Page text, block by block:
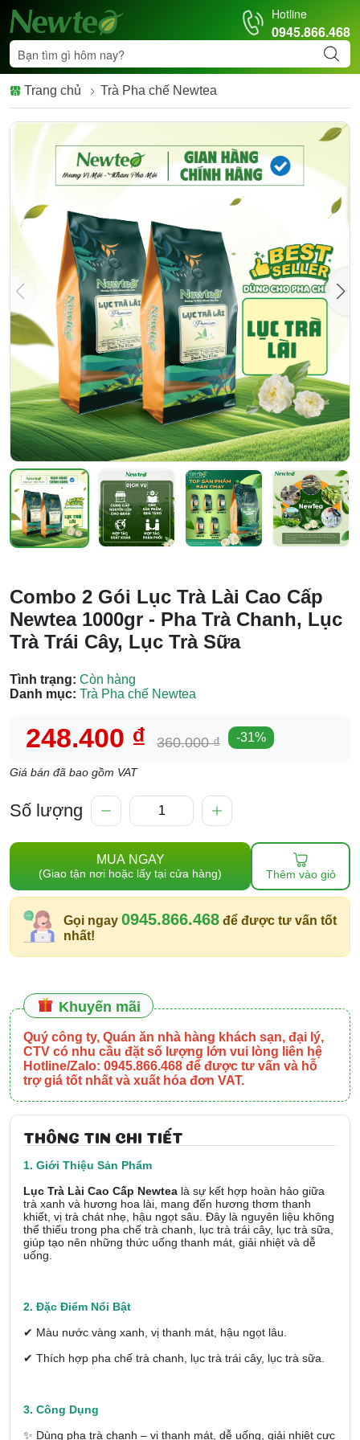
Hotline
0945.866.468
Trang chủ Trà Pha chế Newtea
Combo 2 Gói Lục Trà Lài Cao Cấp
Newtea 1000gr - Pha Trà Chanh, Lục
Trà Trái Cây, Lục Trà Sữa
Tình trạng: Còn hàng
Danh mục: Trà Pha chế Newtea
248.400 ₫ 360.000 ₫ -31%
Giá bán đã bao gồm VAT
Số lượng
MUA NGAY
(Giao tận nơi hoặc lấy tại cửa hàng) Thêm vào giỏ
Gọi ngay 0945.866.468 để được tư vấn tốt
nhất!
Khuyến mãi
Quý công ty, Quán ăn nhà hàng khách sạn, đại lý,
CTV có nhu cầu đặt số lượng lớn vui lòng liên hệ
Hotline/Zalo: 0945.866.468 để được tư vấn và hỗ
trợ giá tốt nhất và xuất hóa đơn VAT.
THÔNG TIN CHI TIẾT
1. Giới Thiệu Sản Phẩm
Lục Trà Lài Cao Cấp Newtea là sự kết hợp hoàn hảo giữa
trà xanh và hương hoa lài, mang đến hương thơm thanh
khiết, vị trà chát nhẹ, hậu ngọt sâu. Đây là nguyên liệu không
thể thiếu trong pha chế trà chanh, lục trà trái cây, lục trà sữa,
giúp tạo nên những thức uống thanh mát, giải nhiệt và dễ
uống.
2. Đặc Điểm Nổi Bật
✔ Màu nước vàng xanh, vị thanh mát, hậu ngọt lâu.
✔ Thích hợp pha chế trà chanh, lục trà trái cây, lục trà sữa.
3. Công Dụng
✨ Dùng pha trà chanh – vị thanh mát, dễ uống, giải nhiệt cực